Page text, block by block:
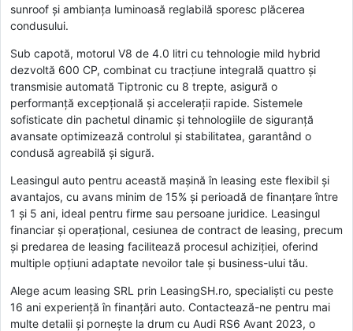
sunroof și ambianța luminoasă reglabilă sporesc plăcerea
condusului.
Sub capotă, motorul V8 de 4.0 litri cu tehnologie mild hybrid
dezvoltă 600 CP, combinat cu tracțiune integrală quattro și
transmisie automată Tiptronic cu 8 trepte, asigură o
performanță excepțională și accelerații rapide. Sistemele
sofisticate din pachetul dinamic și tehnologiile de siguranță
avansate optimizează controlul și stabilitatea, garantând o
condusă agreabilă și sigură.
Leasingul auto pentru această mașină în leasing este flexibil și
avantajos, cu avans minim de 15% și perioadă de finanțare între
1 și 5 ani, ideal pentru firme sau persoane juridice. Leasingul
financiar și operațional, cesiunea de contract de leasing, precum
și predarea de leasing facilitează procesul achiziției, oferind
multiple opțiuni adaptate nevoilor tale și business-ului tău.
Alege acum leasing SRL prin LeasingSH.ro, specialiști cu peste
16 ani experiență în finanțări auto. Contactează-ne pentru mai
multe detalii și pornește la drum cu Audi RS6 Avant 2023, o